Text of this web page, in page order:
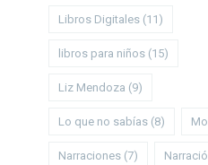
Libros Digitales (11)
libros para niños (15)
Liz Mendoza (9)
Lo que no sabías (8)
Narraciones (7)